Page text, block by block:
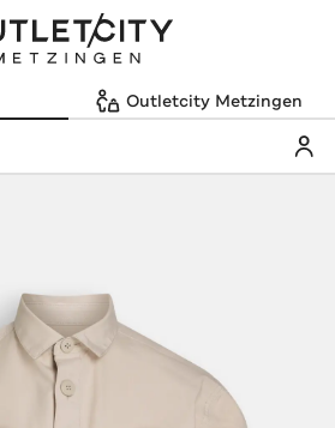
Outletcity Metzingen